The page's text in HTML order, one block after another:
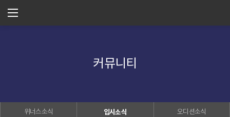
커뮤니티
위너스소식 입시소식 오디션소식